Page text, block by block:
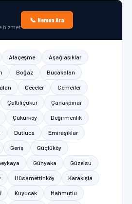
hizmet
📞 Hemen Ara
Alaçeşme Aşağıaşıklar
Boğaz Bucakalan
Ceceler Cemerler
Çaltılıçukur Çanakpınar
Çukurköy Değirmenlik
Dutluca Emiraşıklar
Geriş Güçlüköy
Günyaka Güzelsu
Hüsamettinköy Karakışla
Kuyucak Mahmutlu